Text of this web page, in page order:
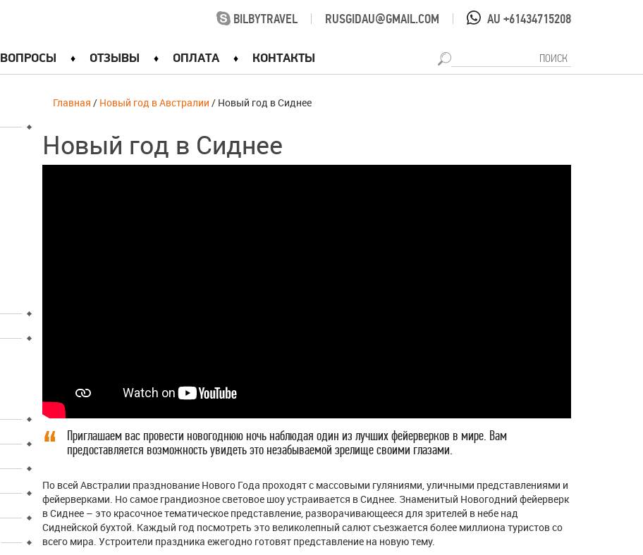
BILBYTRAVEL
RUSGIDAU@GMAIL.COM
AU +61434715208
ВОПРОСЫ ОТЗЫВЫ ОПЛАТА КОНТАКТЫ
Главная / Новый год в Австралии / Новый год в Сиднее
Новый год в Сиднее
Приглашаем вас провести новогоднюю ночь наблюдая один из лучших фейерверков в мире. Вам
предоставляется возможность увидеть это незабываемой зрелище своими глазами.
По всей Австралии празднование Нового Года проходят с массовыми гуляниями, уличными представлениями и
фейерверками. Но самое грандиозное световое шоу устраивается в Сиднее. Знаменитый Новогодний фейерверк
в Сиднее – это красочное тематическое представление, разворачивающееся для зрителей в небе над
Сиднейской бухтой. Каждый год посмотреть это великолепный салют съезжается более миллиона туристов со
всего мира. Устроители праздника ежегодно готовят представление на новую тему.